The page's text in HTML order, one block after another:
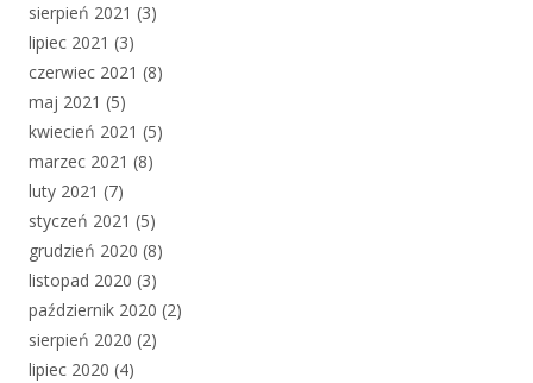
sierpień 2021 (3)
lipiec 2021 (3)
czerwiec 2021 (8)
maj 2021 (5)
kwiecień 2021 (5)
marzec 2021 (8)
luty 2021 (7)
styczeń 2021 (5)
grudzień 2020 (8)
listopad 2020 (3)
październik 2020 (2)
sierpień 2020 (2)
lipiec 2020 (4)